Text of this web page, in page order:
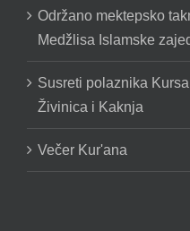
Održano mektepsko
Medžlisa Islamske
Susreti polaznika
Živinica i Kaknja
Večer Kur'ana